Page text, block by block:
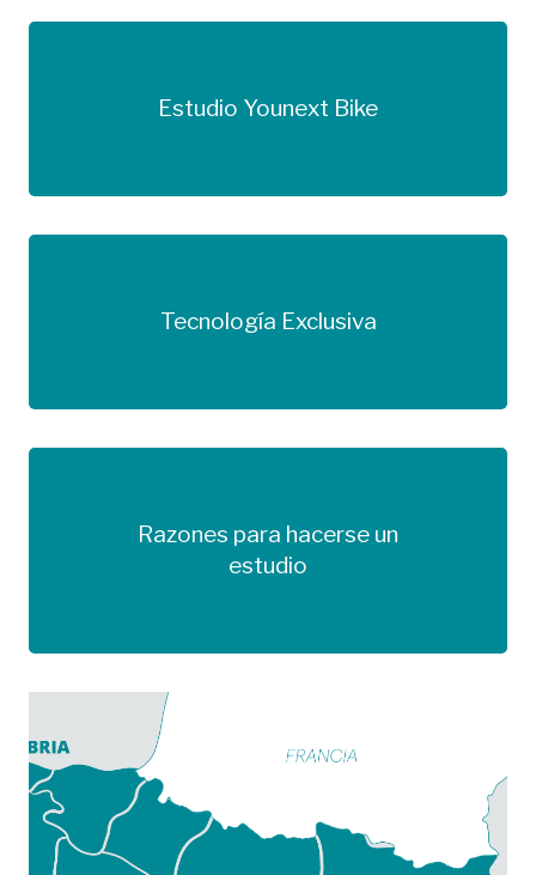
Estudio Younext Bike
Más información
Tecnología Exclusiva
Más información
Razones para hacerse un
estudio
Más información